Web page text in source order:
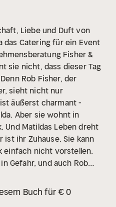
Liebe und Duft von
das Catering für ein Event
Fisher &
sie nicht, dass dieser Tag
Rob Fisher, der
sieht nicht nur
äußerst charmant -
Aber sie wohnt in
Und Matildas Leben dreht
ist ihr Zuhause. Sie kann
einfach nicht vorstellen.
Gefahr, und auch Rob
einen Ozean zu
Buch für € 0